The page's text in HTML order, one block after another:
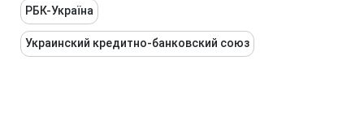
РБК-Україна
Украинский кредитно-банковский союз